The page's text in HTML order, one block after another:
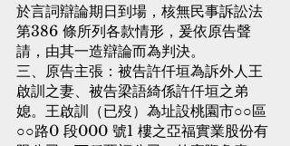
於言詞辯論期日到場，核無民事訴訟法
第386 條所列各款情形，爰依原告聲
請，由其一造辯論而為判決。
三、原告主張：被告許仟垣為訴外人王
啟訓之妻、被告梁語綺係許仟垣之弟
媳。王啟訓（已歿）為址設桃園市○○區
○○路0 段000 號1 樓之亞福實業股份有